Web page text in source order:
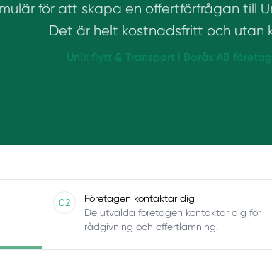
för att skapa en offertförfrågan till
Det är helt kostnadsfritt och utan
Unik flytt & Transport i Borås AB
02
Företagen kontaktar dig
De utvalda företagen kontaktar dig för
rådgivning och offertlämning.